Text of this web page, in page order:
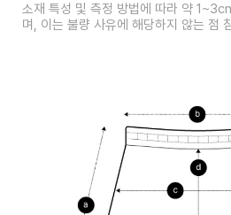
소재 특성 및 측정 방법에 따라 약
며, 이는 불량 사유에 해당하지 않는 점